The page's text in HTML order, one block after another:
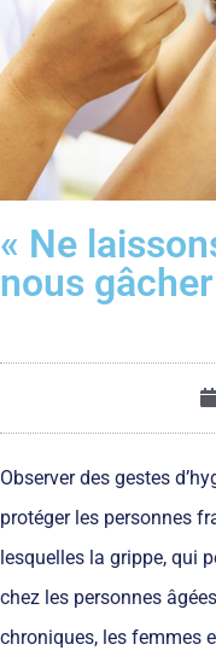
« Ne
nous
Observer des gestes
protéger les personnes
lesquelles la grippe, qui
chez les personnes
chroniques, les femmes